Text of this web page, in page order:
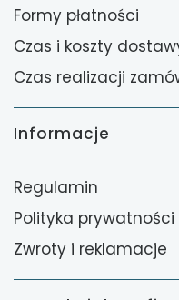
Formy płatności
Czas i koszty
Czas realizacji
Informacje
Regulamin
Polityka prywatności
Zwroty i reklamacje